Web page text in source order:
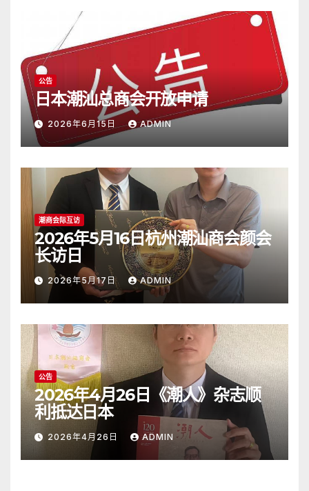
公告
日本潮汕总商会开放申请
2026年6月15日 ADMIN
潮商会际互访
2026年5月16日杭州潮汕商会颜会
长访日
2026年5月17日 ADMIN
公告
2026年4月26日《潮人》杂志顺
利抵达日本
2026年4月26日 ADMIN